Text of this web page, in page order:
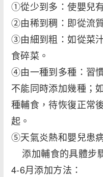
①從少到多：使嬰兒
②由稀到稠：即從流
③由細到粗：如從菜
食碎菜。
④由一種到多種：習
不能同時添加幾種；
種輔食，待恢復正常
起。
⑤天氣炎熱和嬰兒患
添加輔食的具體步
4-6月添加方法：